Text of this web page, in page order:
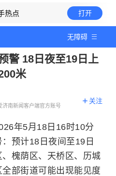
热点 打开
无障碍
警 18日夜至19日上
米
济南新闻客户端官方账号
关注
年5月18日16时10分
预计18日夜间至19日
槐荫区、天桥区、历城
部街道可能出现能见度